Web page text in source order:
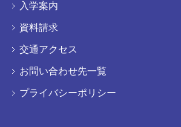
入学案内
資料請求
交通アクセス
お問い合わせ先一覧
プライバシーポリシー